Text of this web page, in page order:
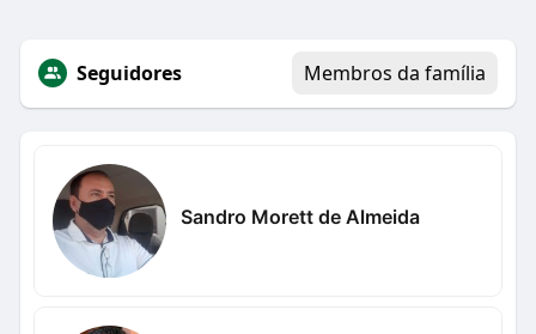
Seguidores Membros da família
Sandro Morett de Almeida